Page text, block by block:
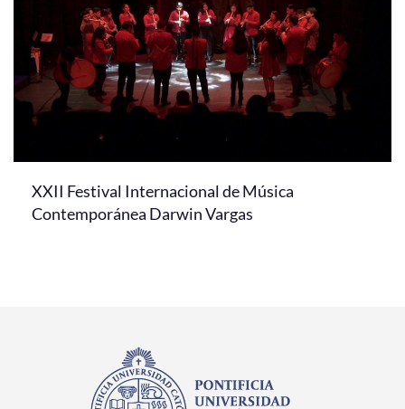
XXII Festival Internacional de Música
Contemporánea Darwin Vargas